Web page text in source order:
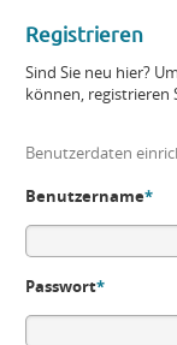
Registrieren
Sind Sie neu hier?
können, registrieren
Benutzerdaten
Benutzername*
Passwort*